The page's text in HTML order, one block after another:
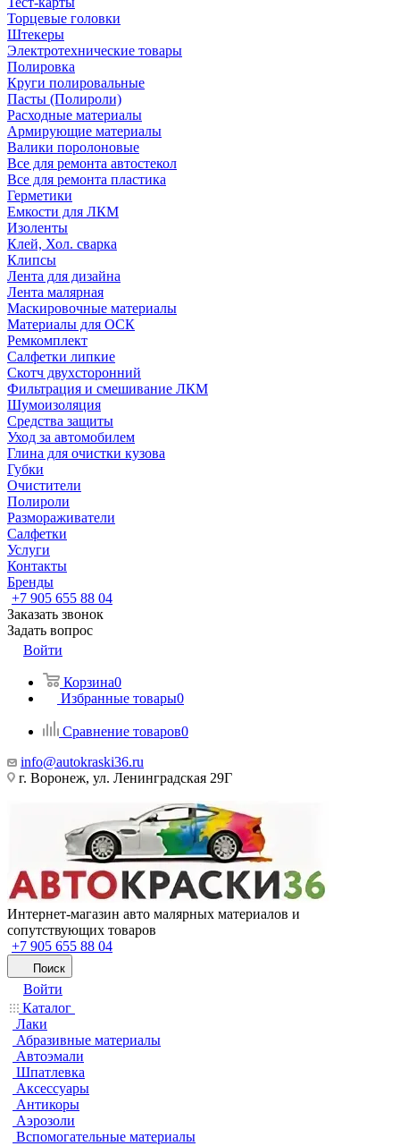
Торцевые головки
Штекеры
Электротехнические товары
Полировка
Круги полировальные
Пасты (Полироли)
Расходные материалы
Армирующие материалы
Валики поролоновые
Все для ремонта автостекол
Все для ремонта пластика
Герметики
Емкости для ЛКМ
Изоленты
Клей, Хол. сварка
Клипсы
Лента для дизайна
Лента малярная
Маскировочные материалы
Материалы для ОСК
Ремкомплект
Салфетки липкие
Скотч двухсторонний
Фильтрация и смешивание ЛКМ
Шумоизоляция
Средства защиты
Уход за автомобилем
Глина для очистки кузова
Губки
Очистители
Полироли
Размораживатели
Салфетки
Услуги
Контакты
Бренды
+7 905 655 88 04
Заказать звонок
Задать вопрос
Войти
Корзина0
Избранные товары0
Сравнение товаров0
info@autokraski36.ru
г. Воронеж, ул. Ленинградская 29Г
Интернет-магазин авто малярных материалов и
сопутствующих товаров
+7 905 655 88 04
Поиск
Войти
Каталог
Лаки
Абразивные материалы
Автоэмали
Шпатлевка
Аксессуары
Антикоры
Аэрозоли
Вспомогательные материалы